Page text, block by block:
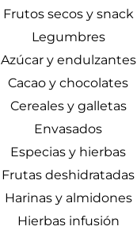
Frutos secos y snack
Legumbres
Azúcar y endulzantes
Cacao y chocolates
Cereales y galletas
Envasados
Especias y hierbas
Frutas deshidratadas
Harinas y almidones
Hierbas infusión